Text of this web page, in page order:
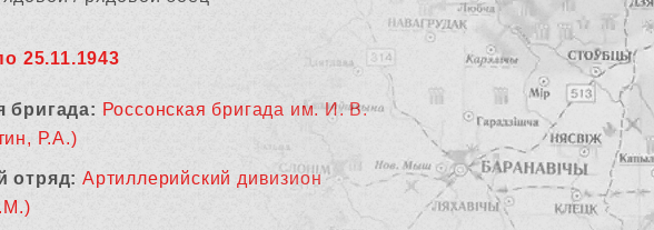
25.11.1943
бригада: Россонская бригада им. И. В.
Р.А.)
отряд: Артиллерийский дивизион